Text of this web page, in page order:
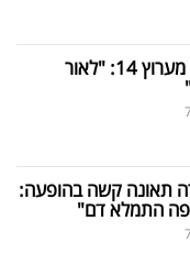
מגי טביבי נפרדת מערוץ 14: "לאור
תאונה קשה בהופעה:
התמלא דם"